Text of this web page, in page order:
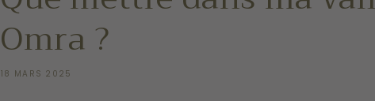
Omra ?
18 MARS 2025